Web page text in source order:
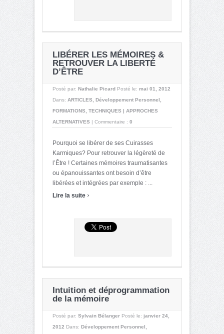
LIBÉRER LES MÉMOIRES &
RETROUVER LA LIBERTÉ
D’ÊTRE
Posté par: Nathalie Picard Posté le: mai 01, 2012
Dans: ARTICLES Développement Personnel
FORMATIONS
TECHNIQUES | APPROCHES
ALTERNATIVES | Commentaire : 0
Pourquoi se libérer de ses Cuirasses
Karmiques? Pour retrouver la légèreté de
l’Être ! Certaines mémoires traumatisantes
ou épanouissantes ont besoin d’être
libérées et intégrées par exemple : ...
Lire la suite ›
Intuition et déprogrammation
de la mémoire
Posté par: Sylvain Bélanger Posté le: janvier 24,
2012 Dans: Développement Personnel